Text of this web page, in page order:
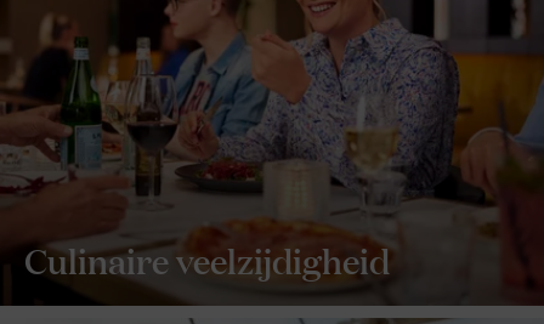
Culinaire veelzijdigheid